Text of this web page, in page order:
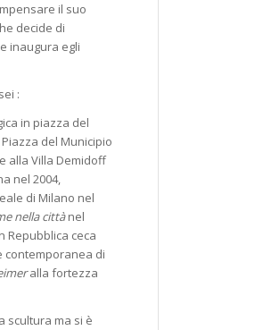
il suo
decide di
inaugura egli
:
in piazza del
del Municipio
alla Villa Demidoff
nel 2004,
di Milano nel
nella cittànel
Repubblica ceca
contemporanea di
alla fortezza
scultura ma si è